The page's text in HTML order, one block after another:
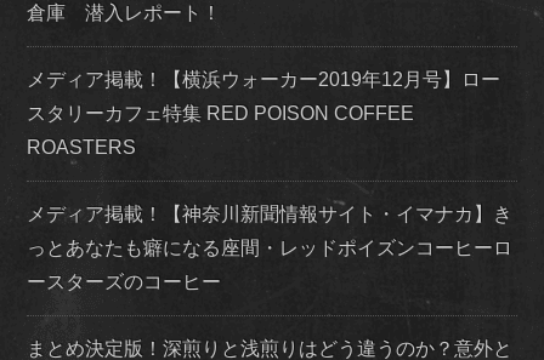
倉庫 潜入レポート！
メディア掲載！【横浜ウォーカー2019年12月号】ロー
スタリーカフェ特集 RED POISON COFFEE
ROASTERS
メディア掲載！【神奈川新聞情報サイト・イマナカ】き
っとあなたも癖になる座間・レッドポイズンコーヒーロ
ースターズのコーヒー
まとめ決定版！深煎りと浅煎りはどう違うのか？意外と